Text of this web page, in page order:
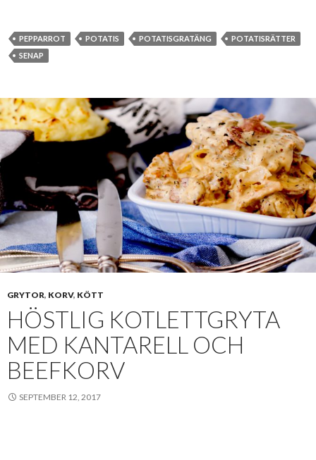
PEPPARROT POTATIS POTATISGRATÄNG
POTATISRÄTTER
SENAP
GRYTOR, KORV, KÖTT
HÖSTLIG KOTLETTGRYTA
MED KANTARELL OCH
BEEFKORV
SEPTEMBER 12, 2017